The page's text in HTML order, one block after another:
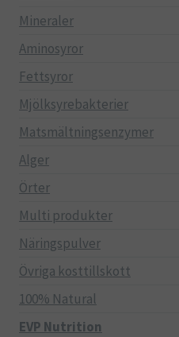
Mineraler
Aminosyror
Fettsyror
Mjölksyrebakterier
Matsmältningsenzymer
Alger
Örter
Multi produkter
Näringspulver
Övriga kosttillskott
100% Natural
EVP Nutrition